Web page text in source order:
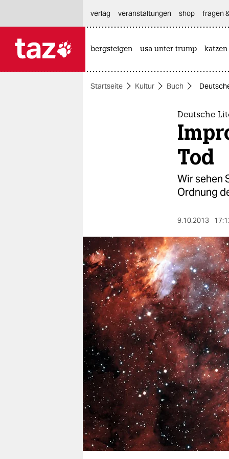
themen
nord
wahrheit
verlag
verlag
veranstaltungen
shop
fragen & hilfe
unterstützen
abo
genossenschaft
verlag
veranstaltungen shop fragen
bergsteigen usa unter trump katzen
Startseite Kultur Buch
Deutsche
Tod
Wir sehen
Ordnung
9.10.2013